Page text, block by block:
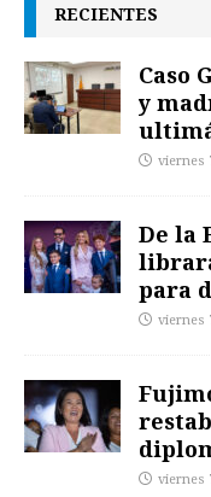
RECIENTES
Caso
y
viernes
De la
para
viernes
viernes